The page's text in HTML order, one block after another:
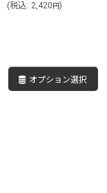
(税込: 2,420円)
オプション選択